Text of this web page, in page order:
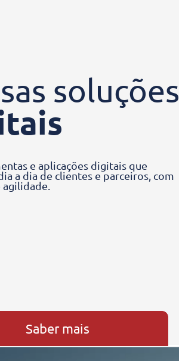
soluções
e aplicações digitais que
a dia de clientes e parceiros, com
agilidade.
Saber mais